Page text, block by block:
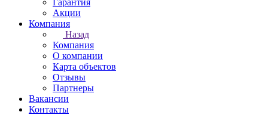
Гарантия
Акции
Компания
Назад
Компания
О компании
Карта объектов
Отзывы
Партнеры
Вакансии
Контакты